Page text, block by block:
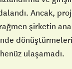
Ancak,
şirketin
ulaşamadı.